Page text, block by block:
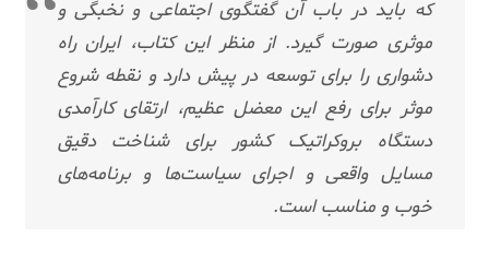
که باید در باب آن گفتگوی اجتماعی و نخبگی و
موثری صورت گیرد. از منظر این کتاب، ایران راه
دشواری را برای توسعه در پیش دارد و نقطه شروع
موثر برای رفع این معضل عظیم، ارتقای کارآمدی
دستگاه بروکراتیک کشور برای شناخت دقیق
مسایل واقعی و اجرای سیاست‌ها و برنامه‌های
خوب و مناسب است.